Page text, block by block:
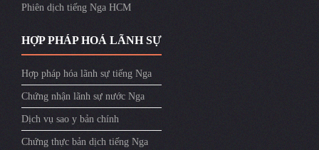
Phiên dịch tiếng Nga HCM
HỢP PHÁP HOÁ LÃNH SỰ
Hợp pháp hóa lãnh sự tiếng Nga
Chứng nhận lãnh sự nước Nga
Dịch vụ sao y bản chính
Chứng thực bản dịch tiếng Nga